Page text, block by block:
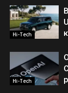
Hi-Tech
Hi-Tech